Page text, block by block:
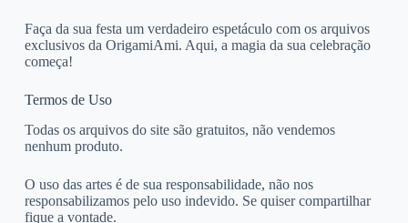
Faça da sua festa um verdadeiro espetáculo com os arquivos
exclusivos da OrigamiAmi. Aqui, a magia da sua celebração
começa!
Termos de Uso
Todas os arquivos do site são gratuitos, não vendemos
nenhum produto.
O uso das artes é de sua responsabilidade, não nos
responsabilizamos pelo uso indevido. Se quiser compartilhar
fique a vontade.